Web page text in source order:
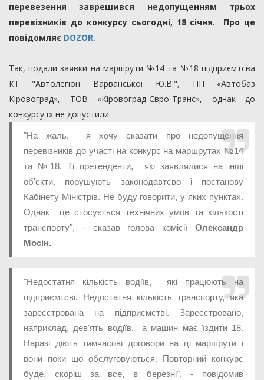
перевезення заврешився недопущенням трьох
перевізників до конкурсу сьогодні, 18 січня. Про це
повідомляє DOZOR.
Так, подали заявки на маршрути №14 та №18 підприємтсва
КТ "Автолегіон Варванської Ю.В.", ПП «Автобаз
Кіровоград», ТОВ «Кіровоград-Євро-Транс», однак до
конкурсу їх не допустили.
"На жаль, я хочу сказати про недопущення
перевізників до участі на конкурс на маршрутах №14
та №18. Ті претенденти, які заявлялися на інші
об'єкти, порушують законодавтсво і постанову
Кабінету Міністрів. Не буду говорити, у яких пунктах.
Однак це стосується технічних умов та кількості
транспорту", - сказав голова комісії Олександр
Мосін.
"Недостатня кількість водіїв, які працюють на
підприємтсві. Недостатня кількість транспорту, яка
зареєстрована на підприємстві. Зареєстровано,
наприклад, дев'ять водіїв, а машин має їздити 18.
Наразі діють тимчасові договори на ці маршрути і
вони поки що обслуговуються. Повторний конкурс
буде, скоріш за все, в березні", - повідомив